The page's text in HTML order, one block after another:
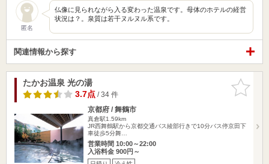
匿名
仏像に見られながら入る変わった温泉です。母体のホテルの経営
状況は？。泉質は若干ヌルヌル系です。
関連情報から探す
お気に入
りに追加
たかお温泉 光の湯
3.7点/ 34 件
京都府 / 舞鶴市
真倉駅1.59km
JR西舞鶴駅から京都交通バス綾部行きで10分バス停京田下
車徒歩5分舞…
営業時間 10:00～22:00
入浴料金 900円～